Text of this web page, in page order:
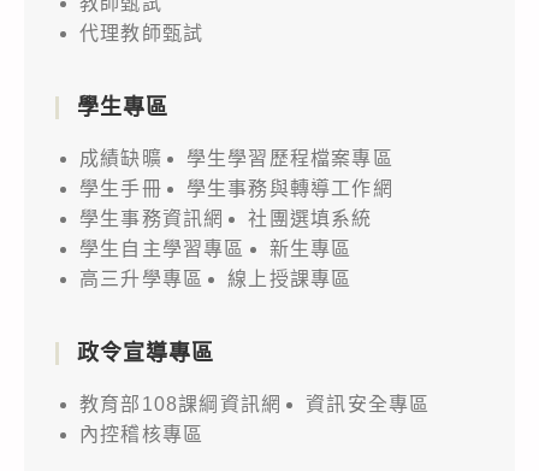
代理教師甄試
學生專區
成績缺曠
學生學習歷程檔案專區
學生手冊
學生事務與轉導工作網
學生事務資訊網
社團選填系統
學生自主學習專區
新生專區
高三升學專區
線上授課專區
政令宣導專區
教育部108課綱資訊網
資訊安全專區
內控稽核專區